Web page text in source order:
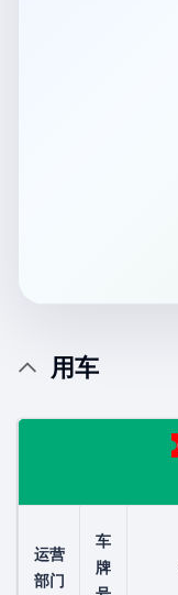
用车
运营
部门
车
牌